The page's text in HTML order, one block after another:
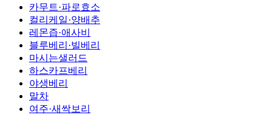
카무트·파로효소
컬리케일·양배추
레몬즙·애사비
블루베리·빌베리
마시는샐러드
하스카프베리
야생베리
말차
여주·새싹보리